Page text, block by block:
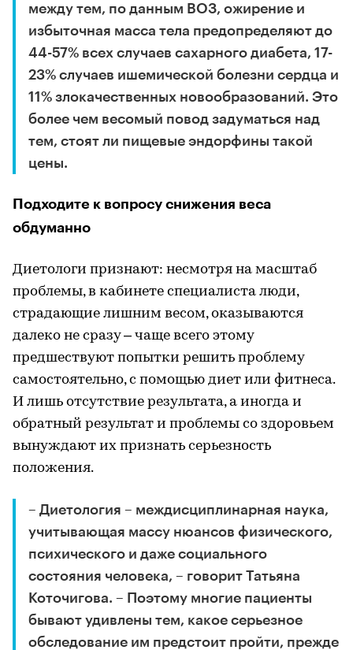
между тем, по данным ВОЗ, ожирение и
избыточная масса тела предопределяют до
44-57% всех случаев сахарного диабета, 17-
23% случаев ишемической болезни сердца и
11% злокачественных новообразований. Это
более чем весомый повод задуматься над
тем, стоят ли пищевые эндорфины такой
цены.
Подходите к вопросу снижения веса
обдуманно
Диетологи признают: несмотря на масштаб
проблемы, в кабинете специалиста люди,
страдающие лишним весом, оказываются
далеко не сразу – чаще всего этому
предшествуют попытки решить проблему
самостоятельно, с помощью диет или фитнеса.
И лишь отсутствие результата, а иногда и
обратный результат и проблемы со здоровьем
вынуждают их признать серьезность
положения.
– Диетология – междисциплинарная наука,
учитывающая массу нюансов физического,
психического и даже социального
состояния человека, – говорит Татьяна
Коточигова. – Поэтому многие пациенты
бывают удивлены тем, какое серьезное
обследование им предстоит пройти, прежде